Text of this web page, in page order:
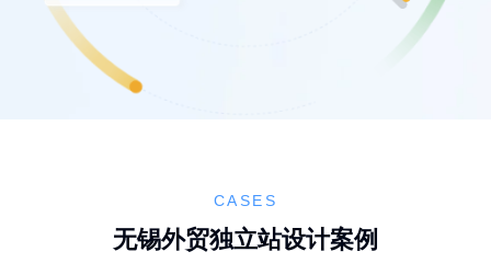
CASES
无锡外贸独立站设计案例